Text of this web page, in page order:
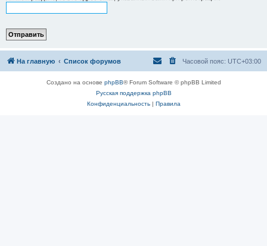
На главную Список форумов Часовой пояс: UTC+03:00
Создано на основе phpBB® Forum Software © phpBB Limited
Русская поддержка phpBB
Конфиденциальность| Правила